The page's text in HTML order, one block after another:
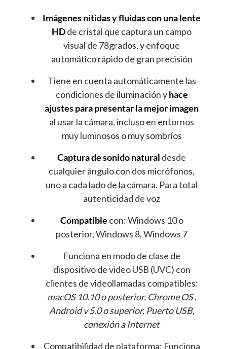
Imágenes nítidas y fluidas con una lente
HDde cristal que captura un campo
visual de 78grados, y enfoque
automático rápido de gran precisión
Tiene en cuenta automáticamente las
condiciones de iluminación yhace
ajustes para presentar la mejor imagen
al usar la cámara, incluso en entornos
muy luminosos o muy sombríos
Captura de sonido natural desde
cualquier ángulo con dos micrófonos,
uno a cada lado de la cámara. Para total
autenticidad de voz
Compatible con: Windows 10 o
posterior, Windows 8, Windows 7
Funciona en modo de clase de
dispositivo de video USB (UVC) con
clientes de videollamadas compatibles:
macOS 10.10 o posterior, Chrome OS ,
Android v 5.0 o superior, Puerto USB,
conexión a Internet
Compatibilidad de plataforma: Funciona